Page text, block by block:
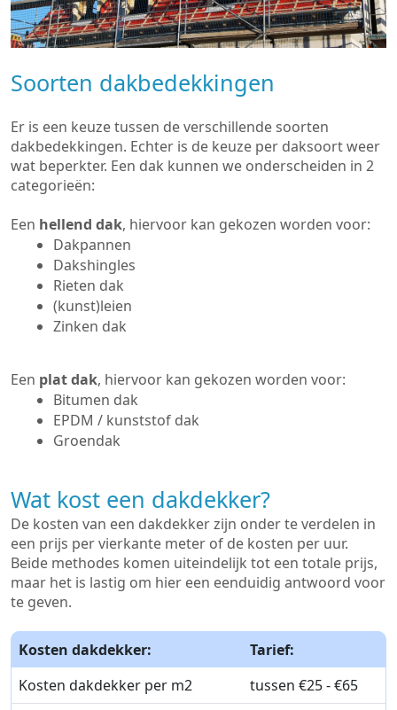
Soorten dakbedekkingen
Er is een keuze tussen de verschillende soorten
dakbedekkingen. Echter is de keuze per daksoort weer
wat beperkter. Een dak kunnen we onderscheiden in 2
categorieën:
Een hellend dak, hiervoor kan gekozen worden voor:
Dakpannen
Dakshingles
Rieten dak
(kunst)leien
Zinken dak
Een plat dak, hiervoor kan gekozen worden voor:
Bitumen dak
EPDM / kunststof dak
Groendak
Wat kost een dakdekker?
De kosten van een dakdekker zijn onder te verdelen in
een prijs per vierkante meter of de kosten per uur.
Beide methodes komen uiteindelijk tot een totale prijs,
maar het is lastig om hier een eenduidig antwoord voor
te geven.
Kosten dakdekker:
Tarief:
Kosten dakdekker per m2
tussen €25 - €65